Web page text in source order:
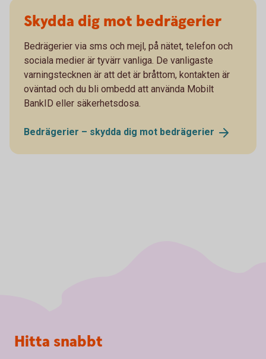
Skydda dig mot bedrägerier
Bedrägerier via sms och mejl, på nätet, telefon och
sociala medier är tyvärr vanliga. De vanligaste
varningstecknen är att det är bråttom, kontakten är
oväntad och du bli ombedd att använda Mobilt
BankID eller säkerhetsdosa.
Bedrägerier – skydda dig mot bedrägerier
Sidfot
Hitta snabbt